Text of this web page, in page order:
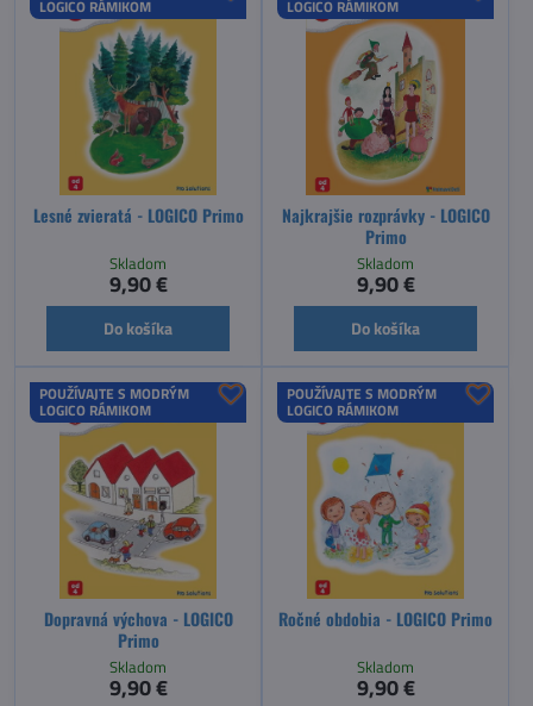
LOGICO RÁMIKOM
Lesné zvieratá - LOGICO Primo
Skladom
9,90 €
Do košíka
LOGICO RÁMIKOM
Najkrajšie rozprávky - LOGICO
Primo
Skladom
9,90 €
Do košíka
POUŽÍVAJTE S MODRÝM
LOGICO RÁMIKOM
Dopravná výchova - LOGICO
Primo
Skladom
9,90 €
POUŽÍVAJTE S MODRÝM
LOGICO RÁMIKOM
Ročné obdobia - LOGICO Primo
Skladom
9,90 €